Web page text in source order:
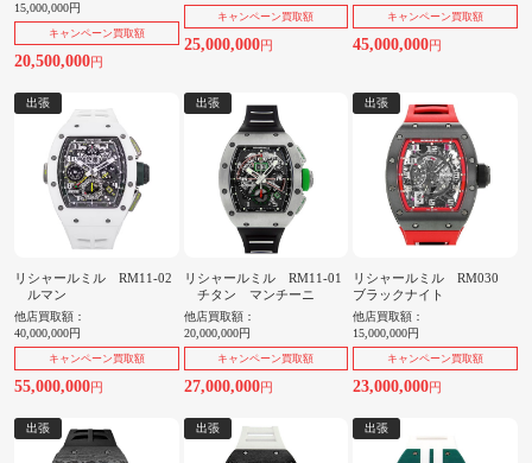
15,000,000円
キャンペーン買取額
20,500,000円
キャンペーン買取額
25,000,000円
キャンペーン買取額
45,000,000円
出張
リシャールミル RM11-02
ルマン
他店買取額：
40,000,000円
キャンペーン買取額
55,000,000円
出張
リシャールミル RM11-01
チタン マンチーニ
他店買取額：
20,000,000円
キャンペーン買取額
27,000,000円
出張
リシャールミル RM030
ブラックナイト
他店買取額：
15,000,000円
キャンペーン買取額
23,000,000円
出張 出張 出張